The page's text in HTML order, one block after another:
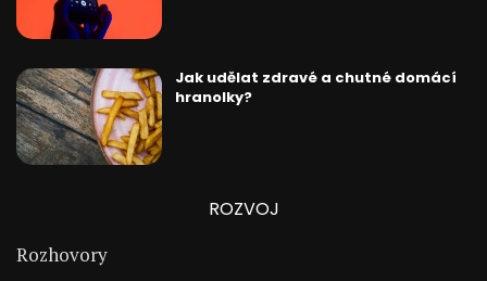
Jak udělat zdravé a chutné domácí
hranolky?
ROZVOJ
Rozhovory